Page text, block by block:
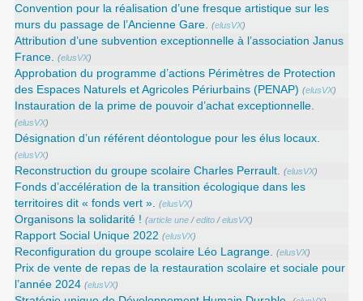
Convention pour la réalisation d’une fresque artistique sur les
murs du passage de l’Ancienne Gare. (elusVX)
Attribution d’une subvention exceptionnelle à l’association Janus
France. (elusVX)
Approbation du programme d’actions Périmètres de Protection
des Espaces Naturels et Agricoles Périurbains (PENAP) (elusVX)
Instauration de la prime de pouvoir d’achat exceptionnelle.
(elusVX)
Désignation d’un référent déontologue pour les élus locaux.
(elusVX)
Reconstruction du groupe scolaire Charles Perrault. (elusVX)
Fonds d’accélération de la transition écologique dans les
territoires dit « fonds vert ». (elusVX)
Organisons la solidarité ! (article une /edito /elusVX)
Rapport Social Unique 2022 (elusVX)
Reconfiguration du groupe scolaire Léo Lagrange. (elusVX)
Prix de vente de repas de la restauration scolaire et sociale pour
l’année 2024 (elusVX)